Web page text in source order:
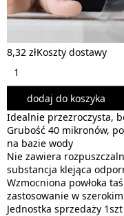
8,32 złKoszty dostawy
dodaj do koszyka
Idealnie przezroczysta,
Grubość 40 mikronów,
na bazie wody
Nie zawiera
substancja klejąca
Wzmocniona powłoka
zastosowanie w
Jednostka sprzedaży 1szt